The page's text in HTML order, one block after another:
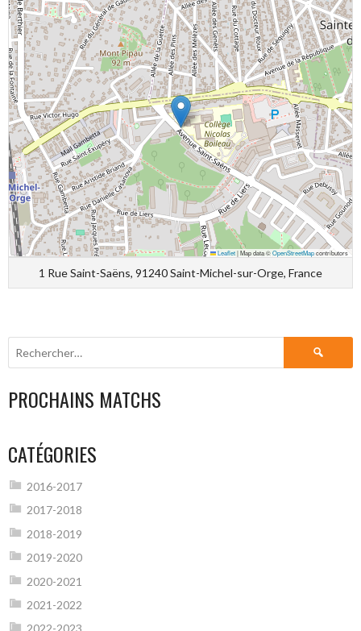
Leaflet|Map data ©OpenStreetMapcontributors
1 Rue Saint-Saëns, 91240 Saint-Michel-sur-Orge, France
Rechercher :
PROCHAINS MATCHS
CATÉGORIES
2016-2017
2017-2018
2018-2019
2019-2020
2020-2021
2021-2022